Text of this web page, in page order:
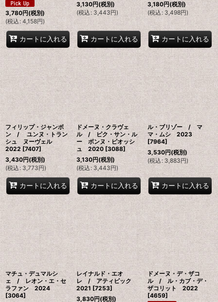
3,780円(税別)
(税込: 4,158円)
カートに入れる
3,130円(税別)
(税込 : 3,443円)
カートに入れる
3,180円(税別)
(税込 : 3,498円)
カートに入れる
フィリップ・ジャンボ
ン / ユンヌ・トラン
シュ ヌーヴェル
2022 [7407]
3,430円(税別)
(税込 : 3,773円)
カートに入れる
ドメーヌ・クラヴェ
ル / ピク・サン・ル
ー ボンヌ・ピオッシ
ュ 2020 [3088]
3,130円(税別)
(税込: 3,443円)
カートに入れる
ル・ブリゾー / マ
マ・ムシ 2023
[7964]
3,530円(税別)
(税込 : 3,883円)
カートに入れる
マチュ・デュマルシ
ェ / レオン・エ・セ
ラファン 2024
[3064]
レイナルド・エオ
レ / アティピック
2021 [7253]
3,830円(税別)
ドメーヌ・デ・ザコ
ル / ル・カブ・デ・
ザコリット 2022
[4659]